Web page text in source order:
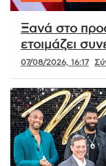
Ξανά στο
ετοιμάζει
07/08/2026, 16:17